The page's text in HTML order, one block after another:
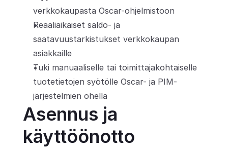
verkkokaupasta Oscar-ohjelmistoon
Reaaliaikaiset saldo- ja
saatavuustarkistukset verkkokaupan
asiakkaille
Tuki manuaaliselle tai toimittajakohtaiselle
tuotetietojen syötölle Oscar- ja PIM-
järjestelmien ohella
Asennus ja
käyttöönotto